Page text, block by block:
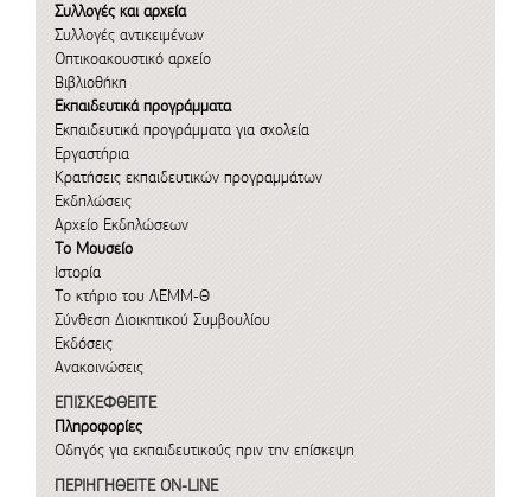
Συλλογές και αρχεία
Συλλογές αντικειμένων
Οπτικοακουστικό αρχείο
Βιβλιοθήκη
Εκπαιδευτικά προγράμματα
Εκπαιδευτικά προγράμματα για σχολεία
Εργαστήρια
Κρατήσεις εκπαιδευτικών προγραμμάτων
Εκδηλώσεις
Αρχείο Εκδηλώσεων
Το Μουσείο
Ιστορία
Το κτήριο του ΛΕΜΜ-Θ
Σύνθεση Διοικητικού Συμβουλίου
Εκδόσεις
Ανακοινώσεις
ΕΠΙΣΚΕΦΘΕΙΤΕ
Πληροφορίες
Οδηγός για εκπαιδευτικούς πριν την επίσκεψη
ΠΕΡΙΗΓΗΘΕΙΤΕ ON-LINE